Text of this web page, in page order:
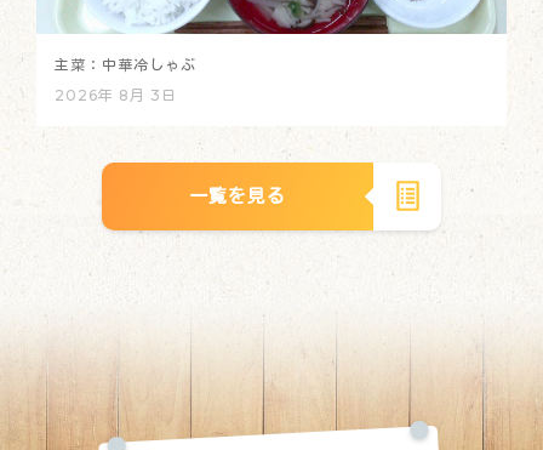
主菜：中華冷しゃぶ
2026年 8月 3日
一覧を見る